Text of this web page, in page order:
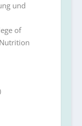
und
of